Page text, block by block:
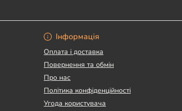
Інформація
Оплата і доставка
Повернення та обмін
Про нас
Політика конфіденційності
Угода користувача